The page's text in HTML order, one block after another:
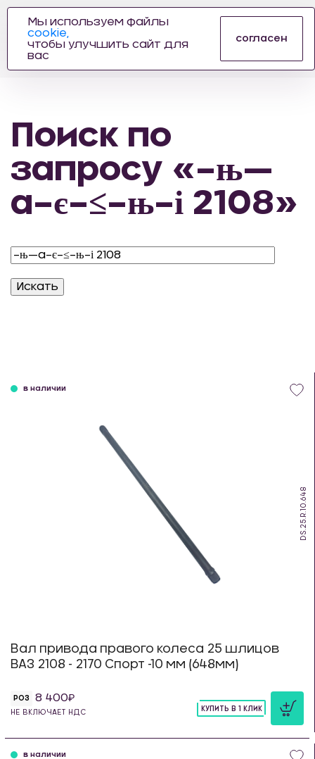
АВТОЗАПЧАСТЕЙ
Поиск по
запросу «–њ—
а–є–≤–њ–і 2108»
DS.25.R.10.648
в наличии
Вал привода правого колеса 25 шлицов
ВАЗ 2108 - 2170 Спорт -10 мм (648мм)
РОЗ 8 400
НЕ ВКЛЮЧАЕТ НДС
КУПИТЬ В 1 КЛИК
в наличии
Мы используем файлы
cookie,
чтобы улучшить сайт для
вас
согласен